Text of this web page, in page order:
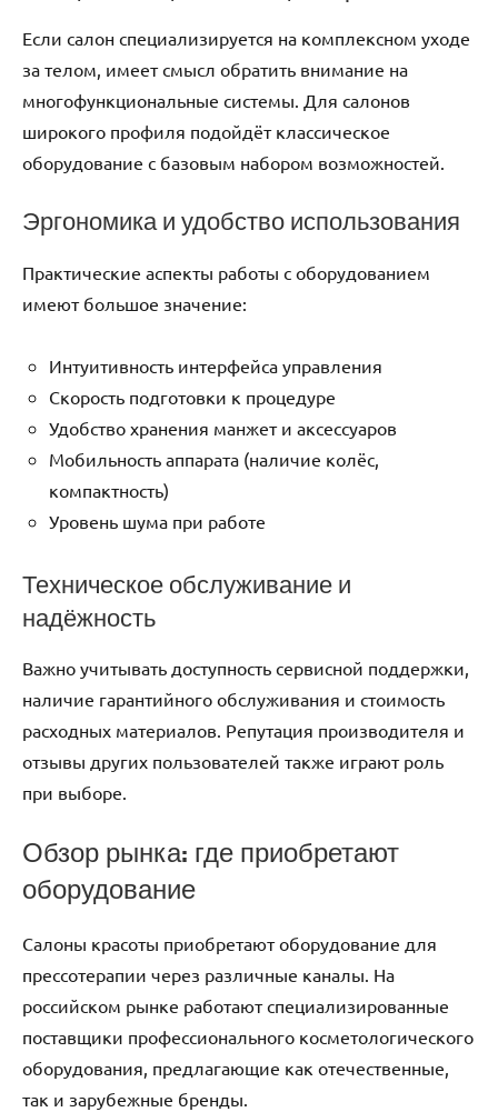
Если салон специализируется на комплексном уходе
за телом, имеет смысл обратить внимание на
многофункциональные системы. Для салонов
широкого профиля подойдёт классическое
оборудование с базовым набором возможностей.
Эргономика и удобство использования
Практические аспекты работы с оборудованием
имеют большое значение:
Интуитивность интерфейса управления
Скорость подготовки к процедуре
Удобство хранения манжет и аксессуаров
Мобильность аппарата (наличие колёс,
компактность)
Уровень шума при работе
Техническое обслуживание и
надёжность
Важно учитывать доступность сервисной поддержки,
наличие гарантийного обслуживания и стоимость
расходных материалов. Репутация производителя и
отзывы других пользователей также играют роль
при выборе.
Обзор рынка: где приобретают
оборудование
Салоны красоты приобретают оборудование для
прессотерапии через различные каналы. На
российском рынке работают специализированные
поставщики профессионального косметологического
оборудования, предлагающие как отечественные,
так и зарубежные бренды.